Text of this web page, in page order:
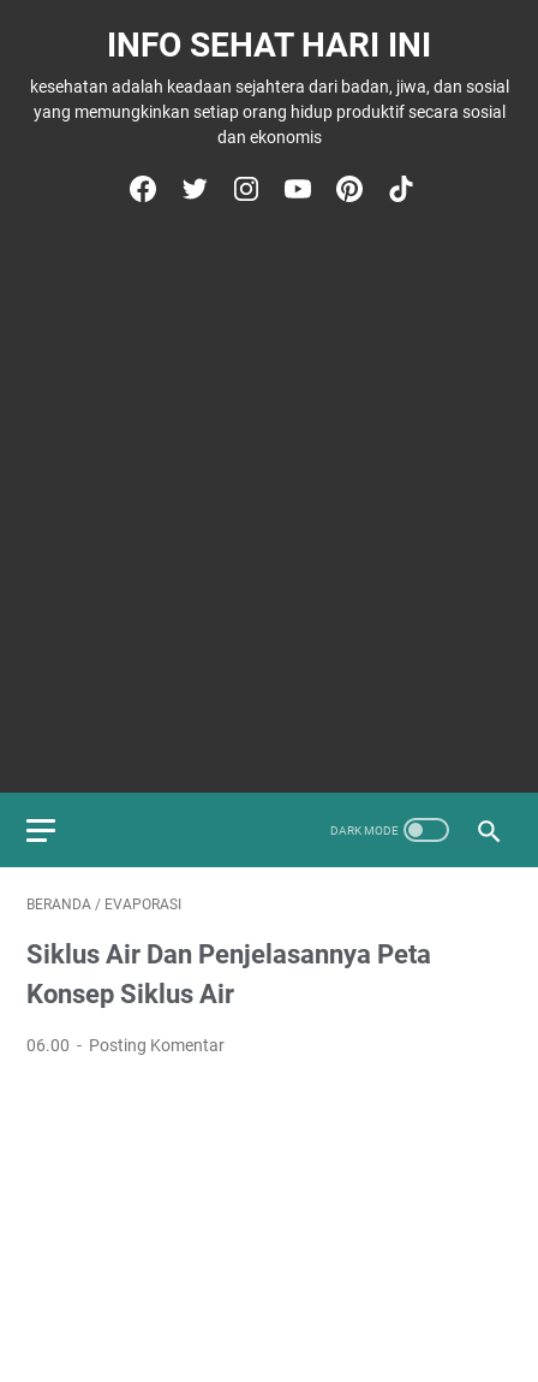
INFO SEHAT HARI INI
kesehatan adalah keadaan sejahtera dari badan, jiwa, dan sosial
yang memungkinkan setiap orang hidup produktif secara sosial
dan ekonomis
BERANDA / EVAPORASI
Siklus Air Dan Penjelasannya Peta
Konsep Siklus Air
06.00 Posting Komentar